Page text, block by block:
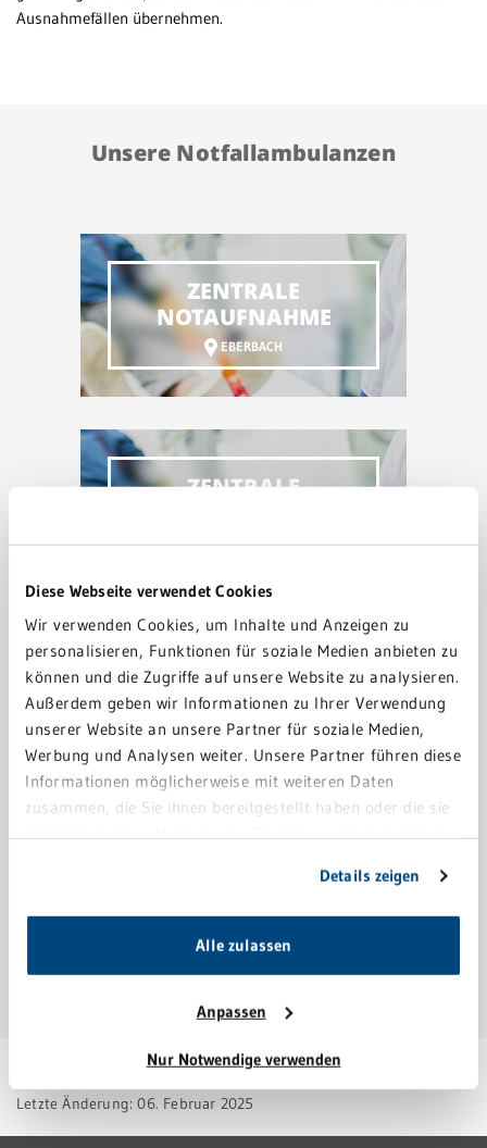
Diese Webseite verwendet Cookies
Wir verwenden Cookies, um Inhalte und Anzeigen zu
personalisieren, Funktionen für soziale Medien anbieten zu
können und die Zugriffe auf unsere Website zu analysieren.
Außerdem geben wir Informationen zu Ihrer Verwendung
unserer Website an unsere Partner für soziale Medien,
Werbung und Analysen weiter. Unsere Partner führen diese
Informationen möglicherweise mit weiteren Daten
zusammen, die Sie ihnen bereitgestellt haben oder die sie
Details zeigen
Alle zulassen
Anpassen
Nur Notwendige verwenden
Ausnahmefällen übernehmen.
Unsere Notfallambulanzen
ZENTRALE
NOTAUFNAHME
EBERBACH
ZENTRALE
SINSHEIM
ZENTRALE
NOTAUFNAHME
SCHWETZINGEN
Letzte Änderung: 06. Februar 2025